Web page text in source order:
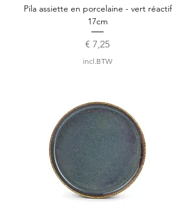
Pila assiette en porcelaine - vert réactif
17cm
Prijs
€ 7,25
incl.BTW